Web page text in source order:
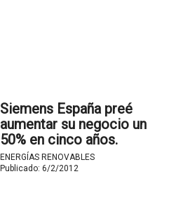
Siemens España preé
aumentar su negocio un
50% en cinco años.
ENERGÍAS RENOVABLES
Publicado:6/2/2012